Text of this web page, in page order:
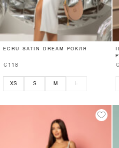
ECRU SATIN DREAM РОКЛЯ
€118
XS S M L